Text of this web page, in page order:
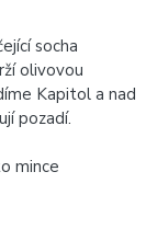
socha
olivovou
Kapitol a nad
pozadí.
mince